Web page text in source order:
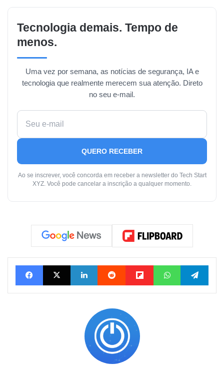
Tecnologia demais. Tempo de
menos.
Uma vez por semana, as notícias de segurança, IA e
tecnologia que realmente merecem sua atenção. Direto
no seu e-mail.
QUERO RECEBER
Ao se inscrever, você concorda em receber a newsletter do Tech Start
XYZ. Você pode cancelar a inscrição a qualquer momento.
FacebookX Linkedin Reddit FlipboardWhatsApp